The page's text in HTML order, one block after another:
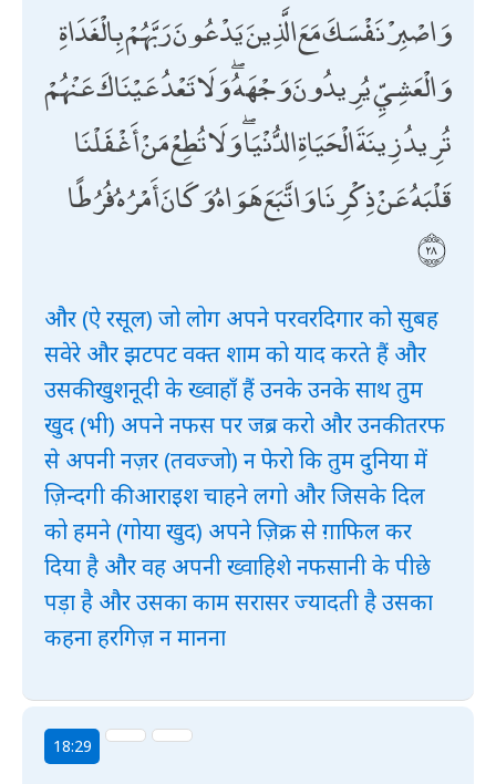
وَاصْبِرْ نَفْسَكَ مَعَ الَّذِينَ يَدْعُونَ رَبَّهُمْ بِالْغَدَاةِ
وَالْعَشِيِّ يُرِيدُونَ وَجْهَهُ ۖ وَلَا تَعْدُ عَيْنَاكَ عَنْهُمْ
تُرِيدُ زِينَةَ الْحَيَاةِ الدُّنْيَا ۖ وَلَا تُطِعْ مَنْ أَغْفَلْنَا
قَلْبَهُ عَنْ ذِكْرِنَا وَاتَّبَعَ هَوَاهُ وَكَانَ أَمْرُهُ فُرُطًا
और (ऐ रसूल) जो लोग अपने परवरदिगार को सुबह
सवेरे और झटपट वक्त शाम को याद करते हैं और
उसकी खुशनूदी के ख्वाहाँ हैं उनके उनके साथ तुम
खुद (भी) अपने नफस पर जब्र करो और उनकी तरफ
से अपनी नज़र (तवज्जो) न फेरो कि तुम दुनिया में
ज़िन्दगी की आराइश चाहने लगो और जिसके दिल
को हमने (गोया खुद) अपने ज़िक्र से ग़ाफिल कर
दिया है और वह अपनी ख्वाहिशे नफसानी के पीछे
पड़ा है और उसका काम सरासर ज्यादती है उसका
कहना हरगिज़ न मानना
18:29